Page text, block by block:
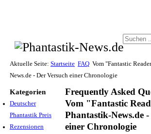
Aktuelle Seite: Startseite FAQ Vom "Fantastic
News.de - Der Versuch einer Chronologie
Kategorien
Deutscher
Phantastik Preis
Rezensionen
Frequently Asked
Vom "Fantastic
Phantastik-News.de
einer Chronologie